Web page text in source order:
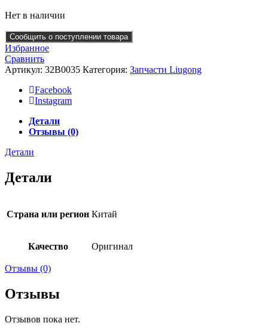
Нет в наличии
Сообщить о поступлении товара
Избранное
Сравнить
Артикул: 32B0035 Категория: Запчасти Liugong
Facebook
Instagram
Детали
Отзывы (0)
Детали
Детали
Страна или регион Китай
Качество Оригинал
Отзывы (0)
Отзывы
Отзывов пока нет.